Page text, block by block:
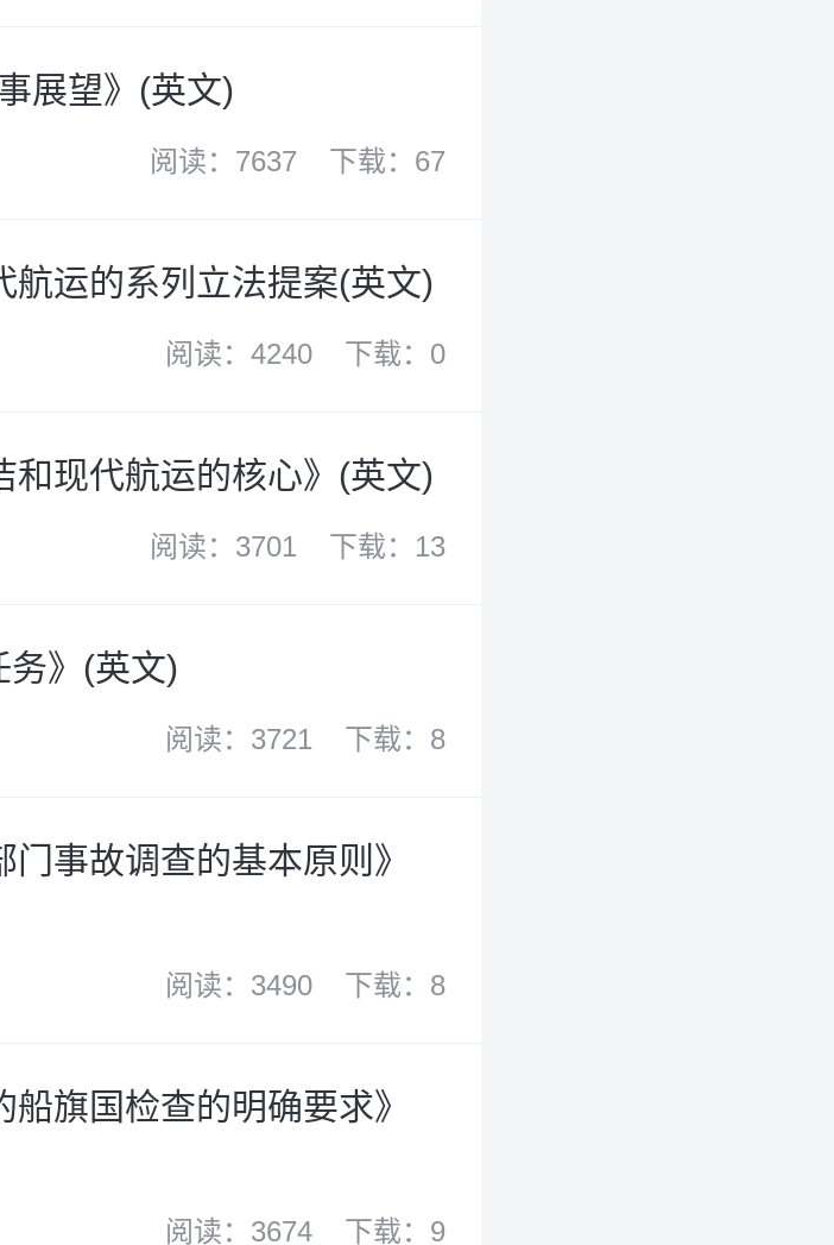
展望》(英文)
阅读：7637 下载：67
航运的系列立法提案(英文)
阅读：4240 下载：0
和现代航运的核心》(英文)
阅读：3701 下载：13
务》(英文)
阅读：3721 下载：8
事故调查的基本原则》
阅读：3490 下载：8
旗国检查的明确要求》
阅读：3674 下载：9